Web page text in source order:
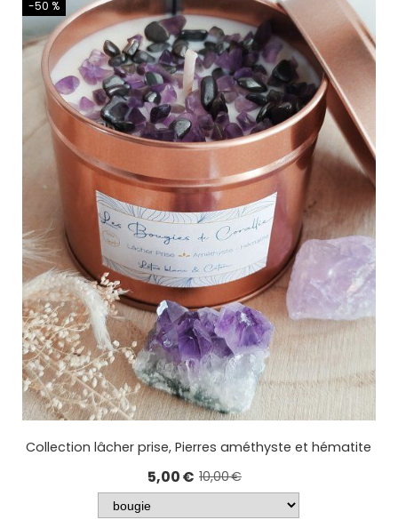
-50 %
Collection lâcher prise, Pierres améthyste et hématite
5,00€ 10,00€